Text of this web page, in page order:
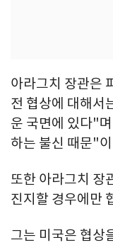
아라그치 장관은
전 협상에 대해서
운 국면에 있다"
하는 불신 때문"
또한 아라그치 장
진지할 경우에만
그는 미국은 협상